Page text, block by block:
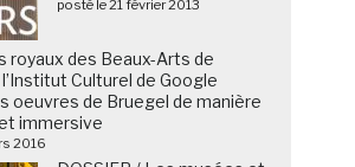
posté le 21 février 2013
royaux des Beaux-Arts de
Culturel de Google
oeuvres de Bruegel de manière
immersive
2016